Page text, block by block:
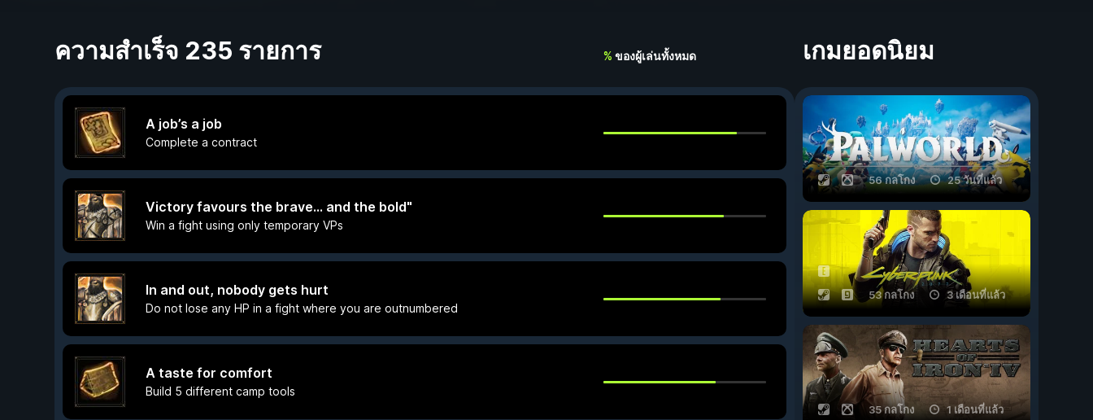
ความสำเร็จ 235 รายการ % ของผู้เล่นทั้งหมด
A job’s a job
Complete a contract
Victory favours the brave... and the bold"
Win a fight using only temporary VPs
In and out, nobody gets hurt
Do not lose any HP in a fight where you are outnumbered
A taste for comfort
Build 5 different camp tools
เกมยอดนิยม
56 กลโกง 25 วันที่แล้ว
53 กลโกง 3 เดือนที่แล้ว
35 กลโกง 1 เดือนที่แล้ว